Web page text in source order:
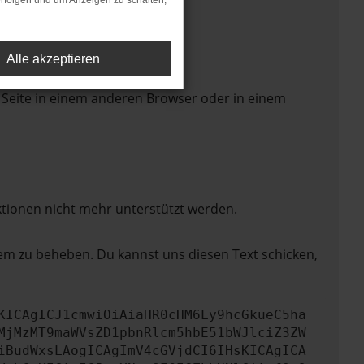
in einem anderen Browser oder in einem
nicht mehr unterstützt werden.
zu beheben. Du kannst uns diesen Text schicken,
Alle akzeptieren